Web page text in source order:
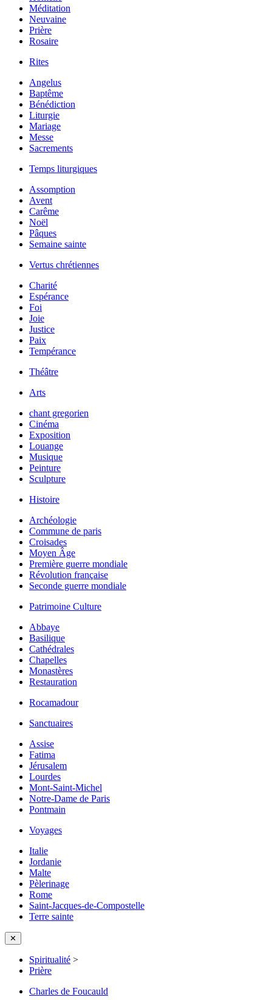
Méditation
Neuvaine
Prière
Rosaire
Rites
Angelus
Baptême
Bénédiction
Liturgie
Mariage
Messe
Sacrements
Temps liturgiques
Assomption
Avent
Carême
Noël
Pâques
Semaine sainte
Vertus chrétiennes
Charité
Espérance
Foi
Joie
Justice
Paix
Tempérance
Théâtre
Arts
chant gregorien
Cinéma
Exposition
Louange
Musique
Peinture
Sculpture
Histoire
Archéologie
Commune de paris
Croisades
Moyen Âge
Première guerre mondiale
Révolution française
Seconde guerre mondiale
Patrimoine Culture
Abbaye
Basilique
Cathédrales
Chapelles
Monastères
Restauration
Rocamadour
Sanctuaires
Assise
Fatima
Jérusalem
Lourdes
Mont-Saint-Michel
Notre-Dame de Paris
Pontmain
Voyages
Italie
Jordanie
Malte
Pèlerinage
Rome
Saint-Jacques-de-Compostelle
Terre sainte
✕
Spiritualité >
Prière
Charles de Foucauld